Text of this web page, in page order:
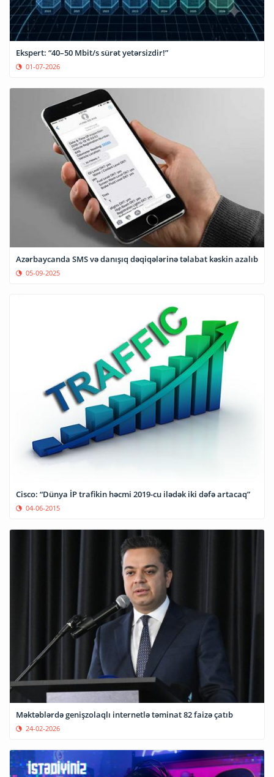
Ekspert: “40–50 Mbit/s sürət yetərsizdir!”
01-07-2026
Azərbaycanda SMS və danışıq dəqiqələrinə təlabat kəskin azalıb
05-09-2025
Cisco: “Dünya İP trafikin həcmi 2019-cu ilədək iki dəfə artacaq”
04-06-2015
Məktəblərdə genişzolaqlı internetlə təminat 82 faizə çatıb
24-02-2026